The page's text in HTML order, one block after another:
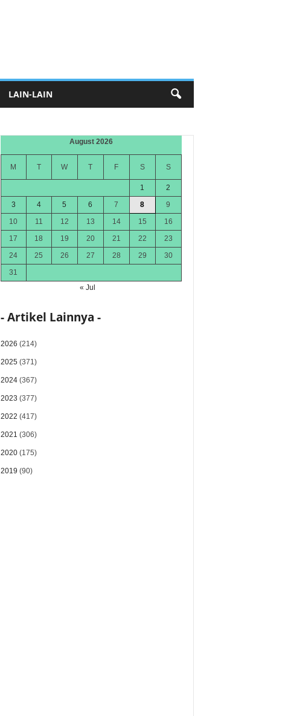
LAIN-LAIN
August 2026
M T W T F S S
1
2
3
4 5 6 7 8
9
10
11 12 13 14 15
16
17
18 19 20 21 22
23
24
25 26 27 28 29
30
31
« Jul
- Artikel Lainnya -
2026 (214)
2025(371)
2024(367)
2023 (377)
2022 (417)
2021 (306)
2020(175)
2019 (90)